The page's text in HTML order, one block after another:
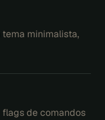
tema minimalista,
de comandos